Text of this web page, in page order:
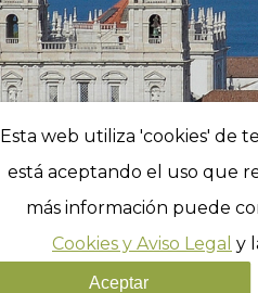
Esta web utiliza 'cookies' de
está aceptando el uso que
más información puede
Cookies y Aviso Legal y
Aceptar